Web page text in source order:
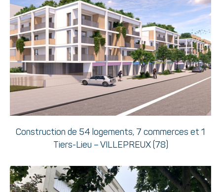
Construction de 54 logements, 7 commerces et 1
Tiers-Lieu – VILLEPREUX (78)